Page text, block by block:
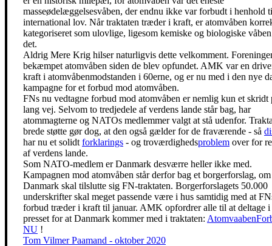
masseødelæggelsesvåben, der endnu ikke var forbudt i henhold
international lov. Når traktaten træder i kraft, er atomvåben
kategoriseret som ulovlige, ligesom kemiske og biologiske
det.
Aldrig Mere Krig hilser naturligvis dette velkomment.
bekæmpet atomvåben siden de blev opfundet. AMK var en
kraft i atomvåbenmodstanden i 60erne, og er nu med i den nye
kampagne for et forbud mod atomvåben.
FNs nu vedtagne forbud mod atomvåben er nemlig kun et skridt
lang vej. Selvom to tredjedele af verdens lande står bag, har
atommagterne og NATOs medlemmer valgt at stå udenfor.
brede støtte gør dog, at den også gælder for de fraværende - så
har nu et solidt forklarings - og troværdighedsproblem over for
af verdens lande.
Som NATO-medlem er Danmark desværre heller ikke med.
Kampagnen mod atomvåben står derfor bag et borgerforslag,
Danmark skal tilslutte sig FN-traktaten. Borgerforslagets 50.000
underskrifter skal meget passende være i hus samtidig med at
forbud træder i kraft til januar. AMK opfordrer alle til at deltage i
presset for at Danmark kommer med i traktaten:
NU !
Tom Vilmer Paamand - oktober 2020